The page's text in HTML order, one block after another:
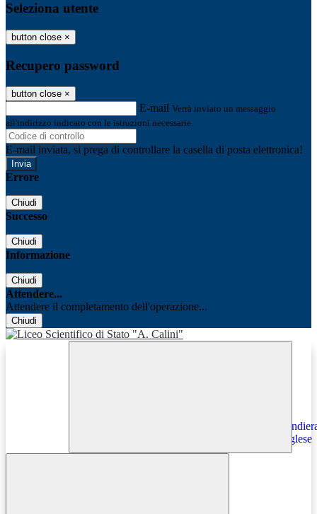
Seleziona utente
button close ×
Recupero password
button close ×
E-mail Verrà inviato un messaggio
all'indirizzo indicato con le istruzioni necessarie.
E-mail inviata, si prega di controllare la casella di posta elettronica!
Errore
Chiudi
Successo
Chiudi
Informazione
Chiudi
Attendere...
Attendere il completamento dell'operazione...
Chiudi